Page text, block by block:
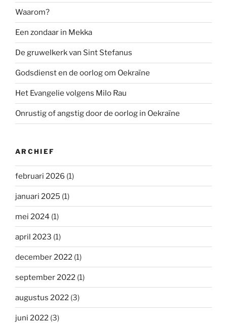
Waarom?
Een zondaar in Mekka
De gruwelkerk van Sint Stefanus
Godsdienst en de oorlog om Oekraïne
Het Evangelie volgens Milo Rau
Onrustig of angstig door de oorlog in Oekraïne
ARCHIEF
februari 2026 (1)
januari 2025 (1)
mei 2024 (1)
april 2023 (1)
december 2022 (1)
september 2022 (1)
augustus 2022 (3)
juni 2022 (3)